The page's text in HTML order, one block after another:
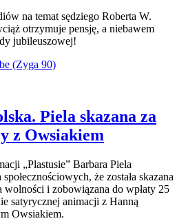
na temat sędziego Roberta W.
otrzymuje pensję, a niebawem
jubileuszowej!
Piela skazana za
z Owsiakiem
„Plastusie” Barbara Piela
że została skazana
wolności i zobowiązana do wpłaty 25
satyrycznej animacji z Hanną
Owsiakiem.